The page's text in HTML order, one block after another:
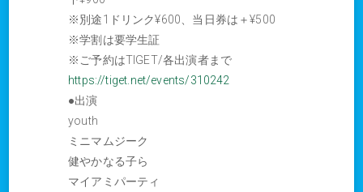
※別途1ドリンク¥600、当日券は＋¥500
※学割は要学生証
※ご予約はTIGET/各出演者まで
https://tiget.net/events/310242
●出演
youth
ミニマムジーク
健やかなる子ら
マイアミパーティ